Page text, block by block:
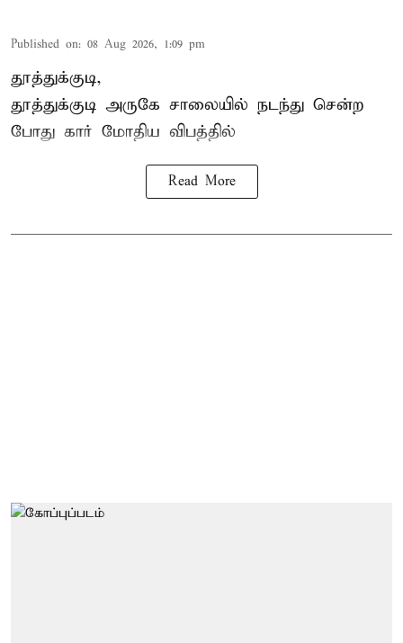
Published on: 08 Aug 2026, 1:09 pm
தூத்துக்குடி,
தூத்துக்குடி அருகே சாலையில் நடந்து சென்ற
போது கார் மோதிய விபத்தில்
Read More